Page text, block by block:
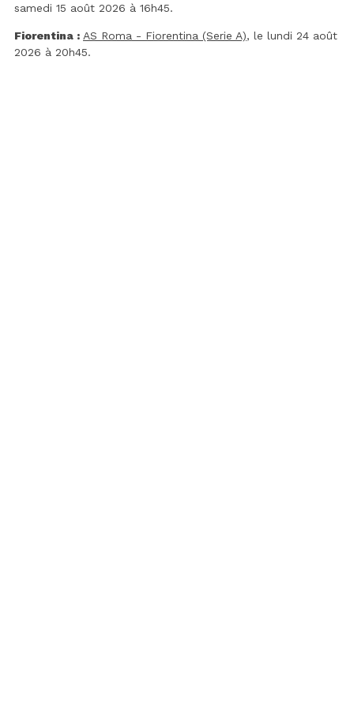
samedi 15 août 2026 à 16h45.
Fiorentina : AS Roma - Fiorentina (Serie A), le lundi 24 août
2026 à 20h45.